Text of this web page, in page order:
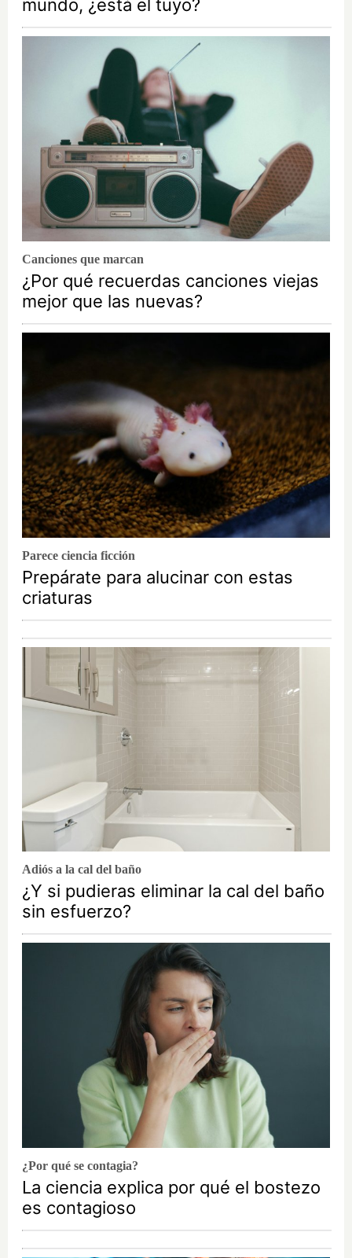
mundo, ¿está el tuyo?
Canciones que marcan
¿Por qué recuerdas canciones viejas
mejor que las nuevas?
Parece ciencia ficción
Prepárate para alucinar con estas
criaturas
Adiós a la cal del baño
¿Y si pudieras eliminar la cal del baño
sin esfuerzo?
¿Por qué se contagia?
La ciencia explica por qué el bostezo
es contagioso